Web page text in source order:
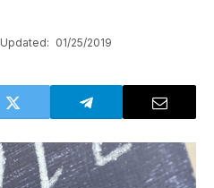
Updated: 01/25/2019